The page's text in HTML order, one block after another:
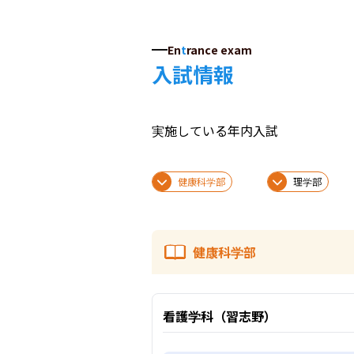
Entrance exam
入試情報
実施している年内入試
健康科学部 理学部
健康科学部
看護学科（習志野）